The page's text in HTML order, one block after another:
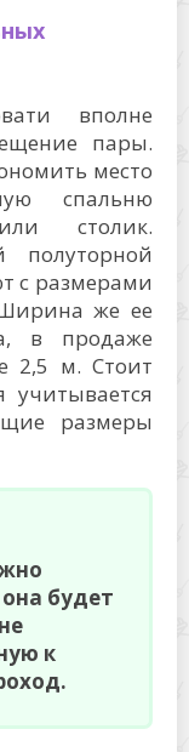
вполне
пары.
место
спальню
столик.
с размерами
же ее
в продаже
2,5 м. Стоит
размеры
будет
к